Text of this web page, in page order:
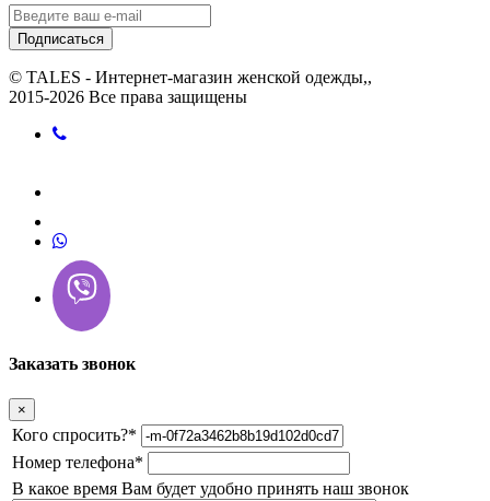
Подписаться
© TALES - Интернет-магазин женской одежды,,
2015-2026 Все права защищены
Заказать звонок
×
Кого спросить?*
Номер телефона*
В какое время Вам будет удобно принять наш звонок